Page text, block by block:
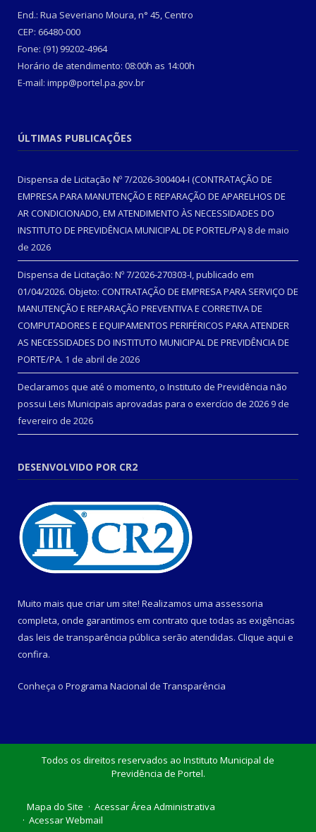
End.: Rua Severiano Moura, n° 45, Centro
CEP: 66480-000
Fone: (91) 99202-4964
Horário de atendimento: 08:00h as 14:00h
E-mail: impp@portel.pa.gov.br
ÚLTIMAS PUBLICAÇÕES
Dispensa de Licitação Nº 7/2026-300404-I (CONTRATAÇÃO DE
EMPRESA PARA MANUTENÇÃO E REPARAÇÃO DE APARELHOS DE
AR CONDICIONADO, EM ATENDIMENTO ÀS NECESSIDADES DO
INSTITUTO DE PREVIDÊNCIA MUNICIPAL DE PORTEL/PA) 8 de maio
de 2026
Dispensa de Licitação: Nº 7/2026-270303-I, publicado em
01/04/2026. Objeto: CONTRATAÇÃO DE EMPRESA PARA SERVIÇO DE
MANUTENÇÃO E REPARAÇÃO PREVENTIVA E CORRETIVA DE
COMPUTADORES E EQUIPAMENTOS PERIFÉRICOS PARA ATENDER
AS NECESSIDADES DO INSTITUTO MUNICIPAL DE PREVIDÊNCIA DE
PORTE/PA. 1 de abril de 2026
Declaramos que até o momento, o Instituto de Previdência não
possui Leis Municipais aprovadas para o exercício de 2026 9 de
fevereiro de 2026
DESENVOLVIDO POR CR2
Muito mais que criar um site! Realizamos uma assessoria
completa, onde garantimos em contrato que todas as exigências
das leis de transparência pública serão atendidas. Clique aqui e
confira.
Conheça o Programa Nacional de Transparência
Todos os direitos reservados ao Instituto Municipal de
Previdência de Portel.
Mapa do Site
Acessar Área Administrativa
Acessar Webmail